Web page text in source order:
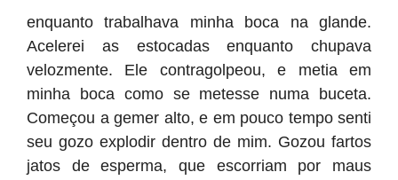
enquanto trabalhava minha boca na glande.
Acelerei as estocadas enquanto chupava
velozmente. Ele contragolpeou, e metia em
minha boca como se metesse numa buceta.
Começou a gemer alto, e em pouco tempo senti
seu gozo explodir dentro de mim. Gozou fartos
jatos de esperma, que escorriam por maus